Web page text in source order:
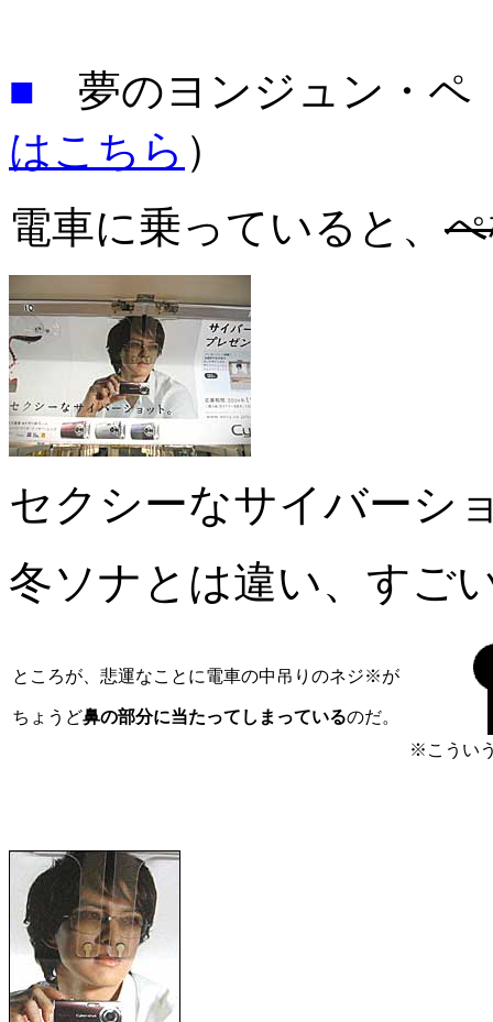
■ 夢のヨンジュン・
はこちら ）
電車に乗っていると、
セクシーなサイバーシ
冬ソナとは違い、すご
ところが、悲運なことに電車の中吊りのネジ※が
ちょうど鼻の部分に当たってしまっているのだ。
※こうい